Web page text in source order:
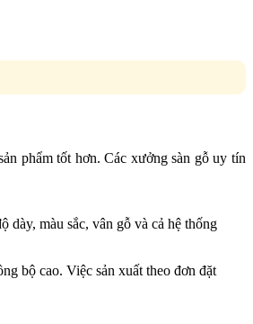
phẩm tốt hơn. Các xưởng sàn gỗ uy tín
dày, màu sắc, vân gỗ và cả hệ thống
bộ cao. Việc sản xuất theo đơn đặt